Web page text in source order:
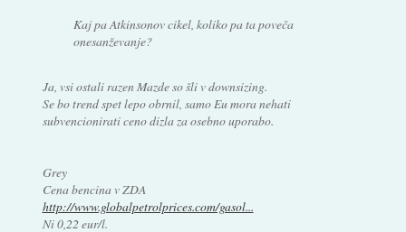
Kaj pa Atkinsonov cikel, koliko pa ta poveča
onesanževanje?
Ja, vsi ostali razen Mazde so šli v downsizing.
Se bo trend spet lepo obrnil, samo Eu mora nehati
subvencionirati ceno dizla za osebno uporabo.
Grey
Cena bencina v ZDA
http://www.globalpetrolprices.com/gasol...
Ni 0,22 eur/l.